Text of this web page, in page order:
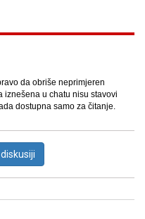
da obriše neprimjeren
u chatu nisu stavovi
dostupna samo za čitanje.